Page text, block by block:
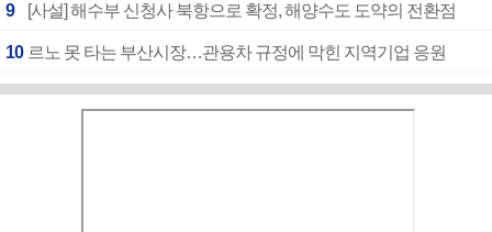
9 [사설] 해수부 신청사 북항으로 확정, 해양수도 도약의 전환점
10 르노 못 타는 부산시장…관용차 규정에 막힌 지역기업 응원